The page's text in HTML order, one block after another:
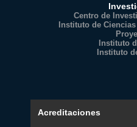
Centro de
Instituto de
Instituto
Instituto
Acreditaciones